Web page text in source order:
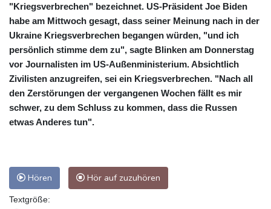
"Kriegsverbrechen" bezeichnet. US-Präsident Joe Biden
habe am Mittwoch gesagt, dass seiner Meinung nach in der
Ukraine Kriegsverbrechen begangen würden, "und ich
persönlich stimme dem zu", sagte Blinken am Donnerstag
vor Journalisten im US-Außenministerium. Absichtlich
Zivilisten anzugreifen, sei ein Kriegsverbrechen. "Nach all
den Zerstörungen der vergangenen Wochen fällt es mir
schwer, zu dem Schluss zu kommen, dass die Russen
etwas Anderes tun".
Hören Hör auf zuzuhören
Textgröße: